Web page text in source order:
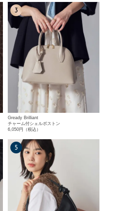
Gready Brilliant
チャーム付シェルボストン
6,050円（税込）